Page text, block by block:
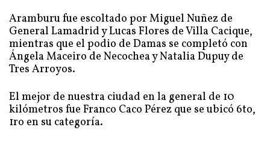
Aramburu fue escoltado por Miguel Nuñez de
General Lamadrid y Lucas Flores de Villa Cacique,
mientras que el podio de Damas se completó con
Ángela Maceiro de Necochea y Natalia Dupuy de
Tres Arroyos.
El mejor de nuestra ciudad en la general de 10
kilómetros fue Franco Caco Pérez que se ubicó 6to,
1ro en su categoría.